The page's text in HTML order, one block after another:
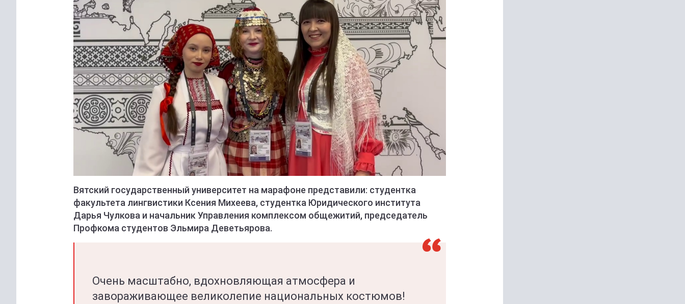
Вятский государственный университет на марафоне представили: студентка
факультета лингвистики Ксения Михеева, студентка Юридического института
Дарья Чулкова и начальник Управления комплексом общежитий, председатель
Профкома студентов Эльмира Деветьярова.
Очень масштабно, вдохновляющая атмосфера и
завораживающее великолепие национальных костюмов!